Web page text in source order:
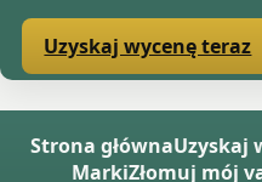
Uzyskaj wycenę teraz
Strona głównaUzyskaj
MarkiZłomuj mój